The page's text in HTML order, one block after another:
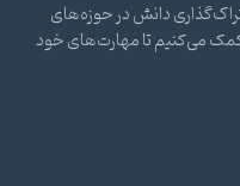
دانش در حوزه‌های
می‌کنیم تا مهارت‌های خود